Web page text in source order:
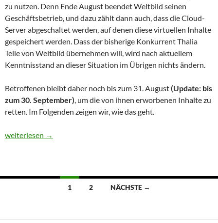
zu nutzen. Denn Ende August beendet Weltbild seinen
Geschäftsbetrieb, und dazu zählt dann auch, dass die Cloud-
Server abgeschaltet werden, auf denen diese virtuellen Inhalte
gespeichert werden. Dass der bisherige Konkurrent Thalia
Teile von Weltbild übernehmen will, wird nach aktuellem
Kenntnisstand an dieser Situation im Übrigen nichts ändern.
Betroffenen bleibt daher noch bis zum 31. August(Update: bis
zum 30. September), um die von ihnen erworbenen Inhalte zu
retten. Im Folgenden zeigen wir, wie das geht.
Praxis: So rette ich meine Weltbild-Inhalte
weiterlesen →
Beitragsnavigation
1 2 NÄCHSTE →